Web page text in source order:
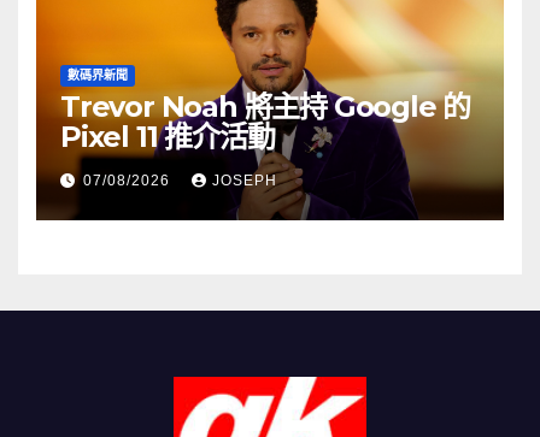
數碼界新聞
Trevor Noah 將主持 Google 的
Pixel 11 推介活動
07/08/2026 JOSEPH